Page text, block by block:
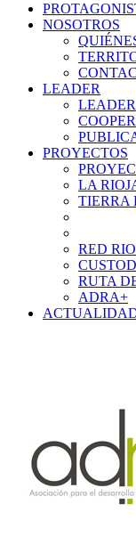
NOSOTROS
LEADER
LEADER
PROYECTOS
LA
TIERRA
RED
RUTA
ADRA+